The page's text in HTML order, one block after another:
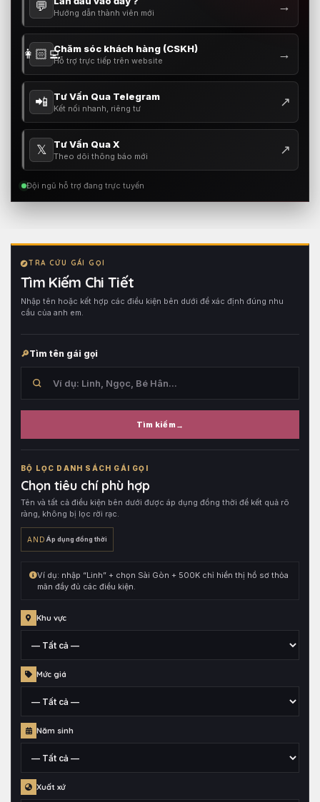
💬 Hướng dẫn thành viên mới →
👩🏻‍💻Chăm sóc khách hàng (CSKH)
Hỗ trợ trực tiếp trên website →
📲 Tư Vấn Qua Telegram
Kết nối nhanh, riêng tư ↗
𝕏 Tư Vấn Qua X
Theo dõi thông báo mới ↗
Đội ngũ hỗ trợ đang trực tuyến
TRA CỨU GÁI GỌI
Tìm Kiếm Chi Tiết
Nhập tên hoặc kết hợp các điều kiện bên dưới để xác định đúng nhu
cầu của anh em.
Tìm tên gái gọi
Tìm kiếm
trong
tên
hồ
sơ,
đó
kết
hợp
cùng
bộ
điều
kiện
đang
chọn.
BỘ LỌC DANH SÁCH GÁI GỌI
Chọn tiêu chí phù hợp
Tên và tất cả điều kiện bên dưới được áp dụng đồng thời để kết quả rõ
ràng, không bị lọc rời rạc.
AND Áp dụng đồng thời
Ví dụ: nhập “Linh” + chọn Sài Gòn + 500K chỉ hiển thị hồ sơ thỏa
mãn đầy đủ các điều kiện.
Khu vực
Tỉnh,
thành
hoặc
quận
huyện
Mức giá
Mức
giá
gắn
cho
Năm sinh
Thông
tin
Xuất xứ